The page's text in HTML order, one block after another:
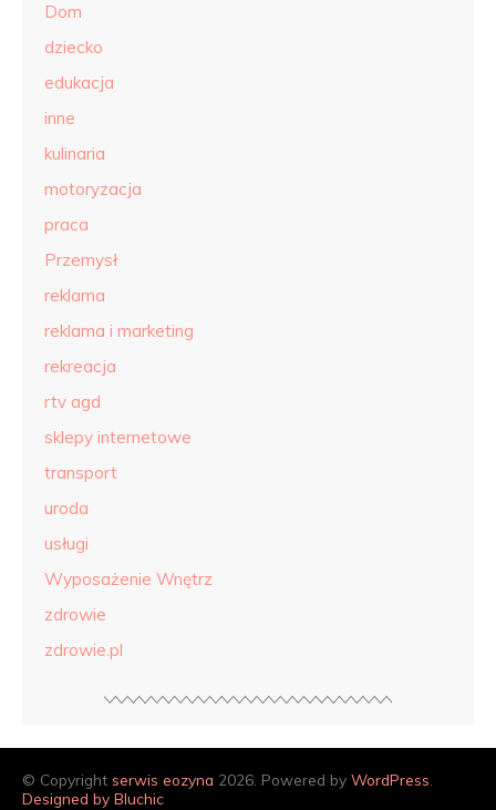
Dom
dziecko
edukacja
inne
kulinaria
motoryzacja
praca
Przemysł
reklama
reklama i marketing
rekreacja
rtv agd
sklepy internetowe
transport
uroda
usługi
Wyposażenie Wnętrz
zdrowie
zdrowie.pl
© Copyright serwis eozyna 2026. Powered by WordPress
Designed by Bluchic